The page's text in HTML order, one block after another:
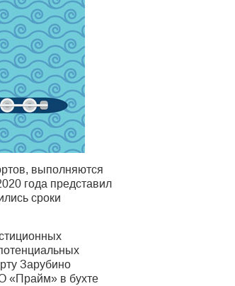
выполняются
года представил
сроки
Зарубино
«Прайм» в бухте